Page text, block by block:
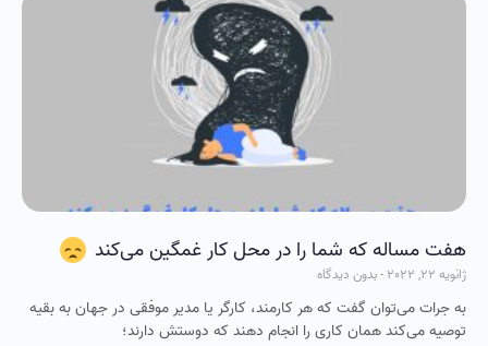
هفت مساله که شما را در محل کار غمگین می‌کند
ژانویه 22, 2022 بدون دیدگاه
به جرات می‌توان گفت که هر کارمند، کارگر یا مدیر موفقی در جهان به بقیه
توصیه می‌کند همان کاری را انجام دهند که دوستش دارند؛